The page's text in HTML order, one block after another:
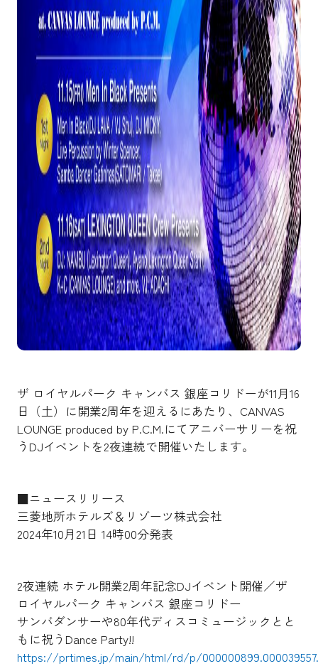
ザ ロイヤルパーク キャンバス 銀座コリドーが11月16
日（土）に開業2周年を迎えるにあたり、CANVAS
LOUNGE produced by P.C.M.にてアニバーサリーを祝
うDJイベントを2夜連続で開催いたします。
■ニュースリリース
三菱地所ホテルズ＆リゾーツ株式会社
2024年10月21日 14時00分発表
2夜連続 ホテル開業2周年記念DJイベント開催／ザ
ロイヤルパーク キャンバス 銀座コリドー
サンバダンサーや80年代ディスコミュージックとと
もに祝うDance Party!!
https://prtimes.jp/main/html/rd/p/